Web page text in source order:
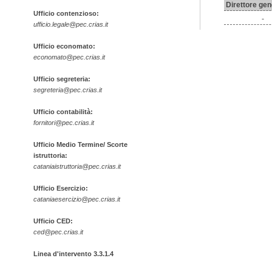
Ufficio contenzioso:
ufficio.legale@pec.crias.it
Ufficio economato:
economato@pec.crias.it
Ufficio segreteria:
segreteria@pec.crias.it
Ufficio contabilità:
fornitori@pec.crias.it
Ufficio Medio Termine/ Scorte
istruttoria:
cataniaistruttoria@pec.crias.it
Ufficio Esercizio:
cataniaesercizio@pec.crias.it
Ufficio CED:
ced@pec.crias.it
Linea d'intervento 3.3.1.4
Direttore
-